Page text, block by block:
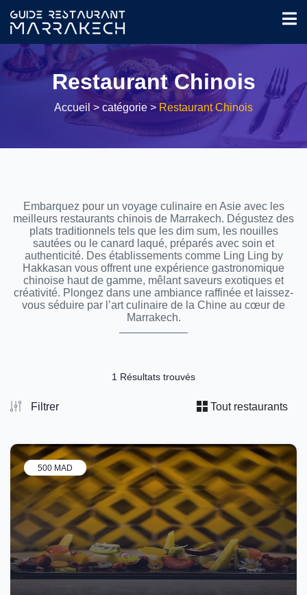
Restaurant Chinois
Accueil > catégorie >Restaurant Chinois
Embarquez pour un voyage culinaire en Asie avec les
meilleurs restaurants chinois de Marrakech. Dégustez des
plats traditionnels tels que les dim sum, les nouilles
sautées ou le canard laqué, préparés avec soin et
authenticité. Des établissements comme Ling Ling by
Hakkasan vous offrent une expérience gastronomique
chinoise haut de gamme, mêlant saveurs exotiques et
créativité. Plongez dans une ambiance raffinée et laissez-
vous séduire par l’art culinaire de la Chine au cœur de
Marrakech.
1 Résultats trouvés
Filtrer Tout restaurants
500 MAD